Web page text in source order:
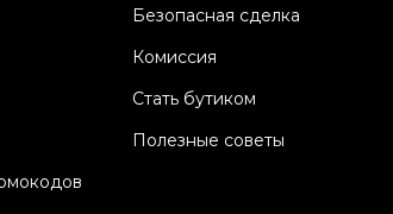
Безопасная сделка
Комиссия
Стать бутиком
Полезные советы